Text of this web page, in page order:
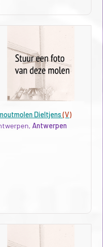
Dieltjens(V)
Antwerpen